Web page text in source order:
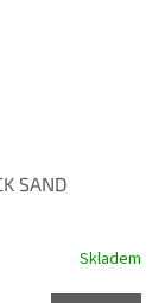
SAND
Skladem